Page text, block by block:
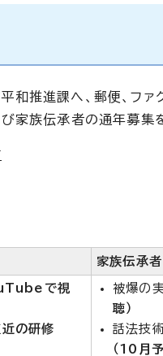
推進課へ、郵便、ファ
家族伝承者の通年募集
家族伝承者
で視
近の研修
被爆の
聴）
話法技
（10月